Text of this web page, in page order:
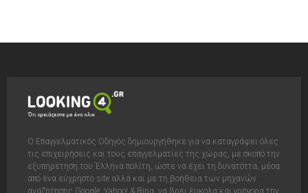
Ο Επαγγελματικός Οδηγός δημιουργήθηκε για να καταγράψει όλες
τις επιχειρήσεις και τους επαγγελματίες της χώρας, με σκοπό την
εξυπηρέτηση του Έλληνα πολίτη, ώστε να έχει τη δυνατόττα, μέσα
από ένα εύχρηστο site αλλά και με τη βοήθεια των μηχανών